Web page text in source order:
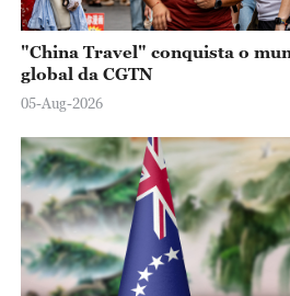
"China Travel" conquista o
global da CGTN
05-Aug-2026